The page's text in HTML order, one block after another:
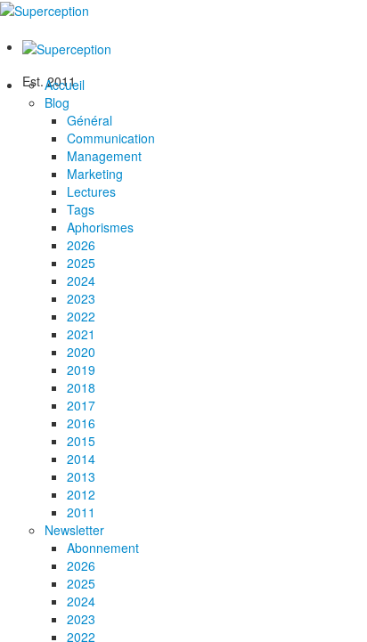
Est. 2011
Accueil
Blog
Général
Communication
Management
Marketing
Lectures
Tags
Aphorismes
2026
2025
2024
2023
2022
2021
2020
2019
2018
2017
2016
2015
2014
2013
2012
2011
Newsletter
Abonnement
2026
2025
2024
2023
2022